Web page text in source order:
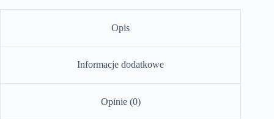
Opis
Informacje dodatkowe
Opinie (0)